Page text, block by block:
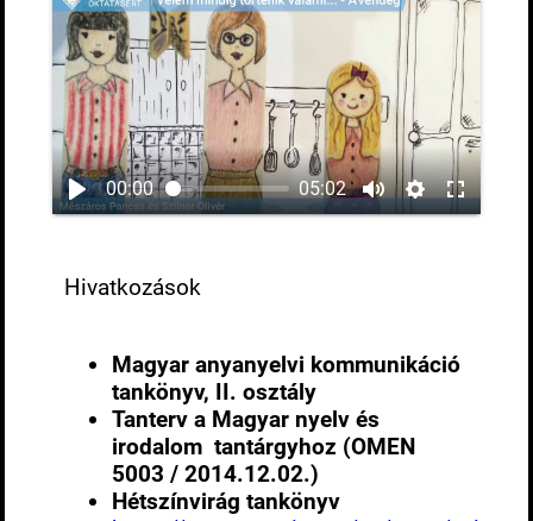
00:00 05:02
Hivatkozások
Magyar anyanyelvi kommunikáció
tankönyv, II. osztály
Tanterv a Magyar nyelv és
irodalom tantárgyhoz (OMEN
5003 / 2014.12.02.)
Hétszínvirág tankönyv